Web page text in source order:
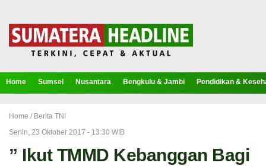
Home Sumsel Nusantara Bengkulu & Jambi Pendidikan &
Home / Berita TNI
Senin, 23 Oktober 2017 - 13:30 WIB
” Ikut TMMD Kebanggan Bagi